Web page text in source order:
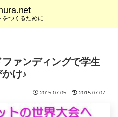
をつくるために
ァンディングで学生
け♪
2015.07.05 2015.07.07